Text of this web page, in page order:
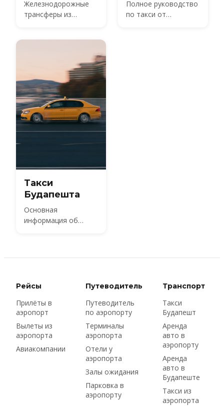
Железнодорожные
трансферы из
Полное руководство
по такси от
Такси
Будапешта
Основная
информация об
Рейсы
Прилёты в
аэропорт
Вылеты из
аэропорта
Авиакомпании
Путеводитель
Путеводитель
по аэропорту
Терминалы
аэропорта
Отели у
аэропорта
Залы ожидания
Парковка в
аэропорту
Транспорт
Такси
Будапешт
Аренда
авто в
аэропорту
Аренда
авто в
Будапеште
Такси из
аэропорта